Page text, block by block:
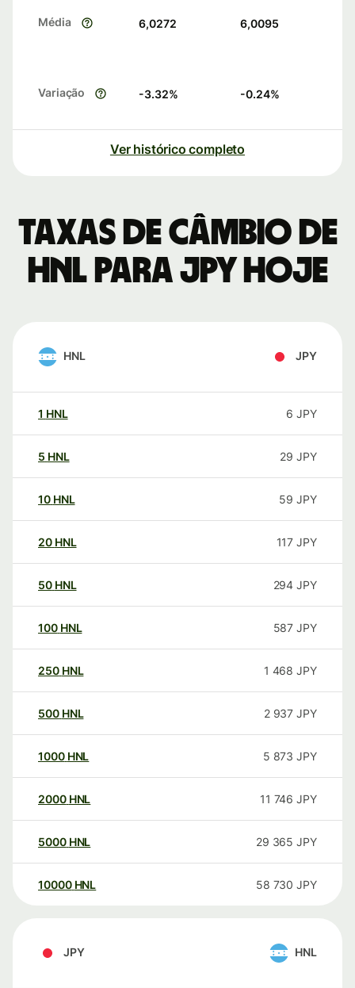
Média 6,0272 6,0095
Variação -3.32% -0.24%
Ver histórico completo
Taxas de câmbio de
HNL para JPY hoje
HNL JPY
1 HNL 6 JPY
5 HNL 29 JPY
10 HNL 59 JPY
20 HNL 117 JPY
50 HNL 294 JPY
100 HNL 587 JPY
250 HNL 1 468 JPY
500 HNL 2 937 JPY
1000 HNL 5 873 JPY
2000 HNL 11 746 JPY
5000 HNL 29 365 JPY
10000 HNL 58 730 JPY
JPY HNL